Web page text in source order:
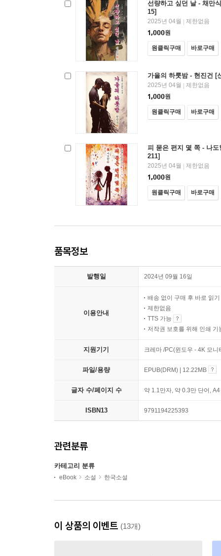
선량하고 싶던 날 - 채만
15]
2025년 04월 | 제한없음
1,000원
원클릭구매 바로구매
가을의 하룻밤 - 현진건 [
2025년 04월 | 제한없음
1,000원
원클릭구매 바로구매
피 묻은 편지 몇 쪽 - 나
211]
2025년 04월 | 제한없음
1,000원
원클릭구매 바로구매
품목정보
발행일 2024년 09월 16일
이용안내
배송 없이 구매 후 바로 읽기
제한없음
TTS 가능
저작권 보호를 위해 인쇄 기
지원기기 크레마 /PC(윈도우 - 4K 모
파일/용량 EPUB(DRM) | 12.22MB
글자 수/페이지 수 약 1.1만자, 약 0.3만 단어,
ISBN13 9791194225393
관련분류
카테고리 분류
eBook 소설 한국소설
이 상품의 이벤트 (13개)